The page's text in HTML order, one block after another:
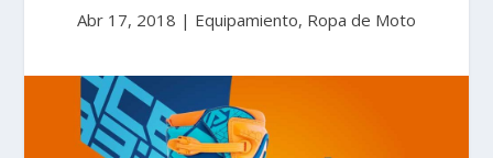
Abr 17, 2018 | Equipamiento, Ropa de Moto